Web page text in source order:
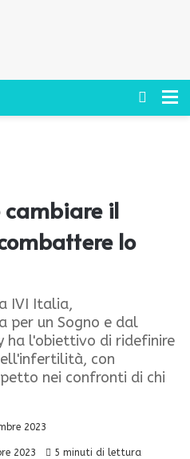
Cerca
cambiare il
lo
IVI Italia,
per un Sogno e dal
ha l'obiettivo di ridefinire
con
nei confronti di chi
2023
2023 5 minuti di lettura